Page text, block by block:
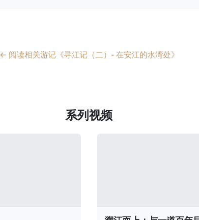
← 阅读相关游记《寻江记（二）- 在安江的水湾处》
系列视频